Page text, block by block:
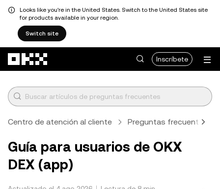
Looks like you're in the United States. Switch to the United States site
for products available in your region.
Switch site
Inscríbete
Centro de atención al cliente Preguntas frecuentes
Guía para usuarios de OKX
DEX (app)